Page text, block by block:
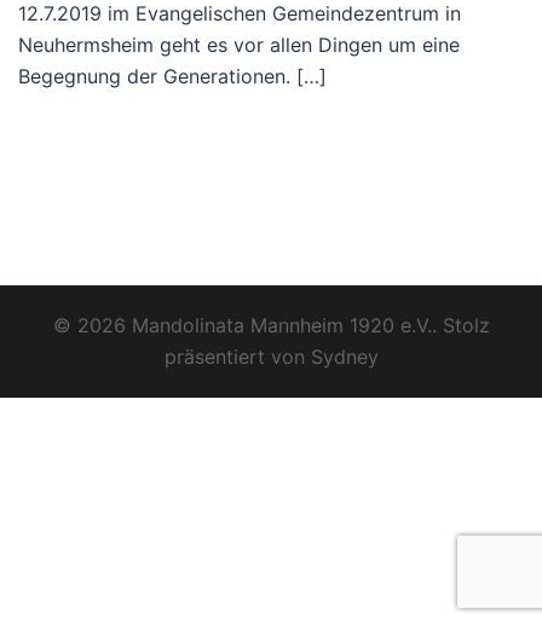
12.7.2019 im Evangelischen Gemeindezentrum in
Neuhermsheim geht es vor allen Dingen um eine
Begegnung der Generationen. […]
© 2026 Mandolinata Mannheim 1920 e.V.. Stolz
präsentiert von Sydney